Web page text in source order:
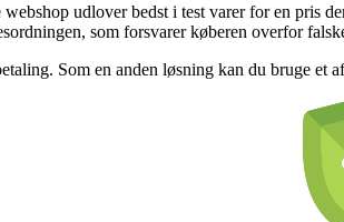
udlover bedst i test varer for en
som forsvarer køberen overfor
Som en anden løsning kan du bruge et